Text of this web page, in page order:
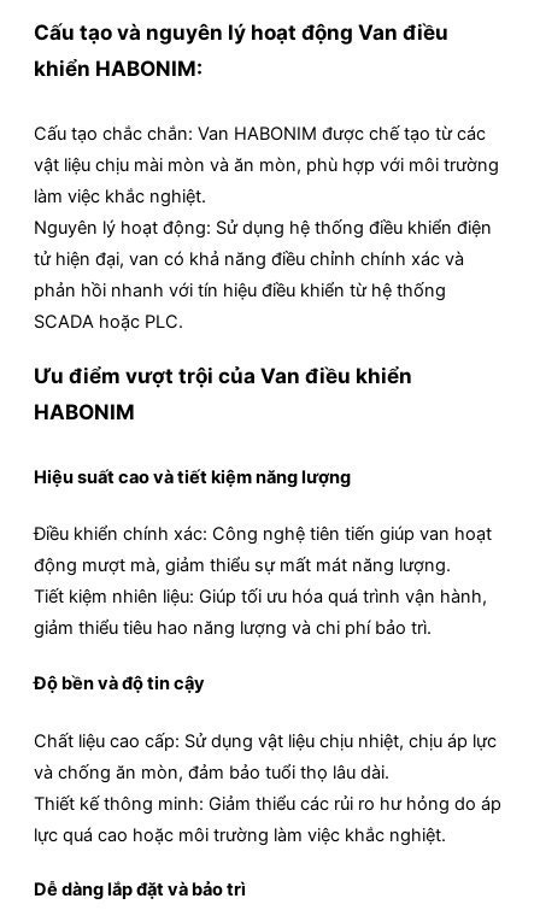
Cấu tạo và nguyên lý hoạt động Van điều
khiển HABONIM:
Cấu tạo chắc chắn: Van HABONIM được chế tạo từ các
vật liệu chịu mài mòn và ăn mòn, phù hợp với môi trường
làm việc khắc nghiệt.
Nguyên lý hoạt động: Sử dụng hệ thống điều khiển điện
tử hiện đại, van có khả năng điều chỉnh chính xác và
phản hồi nhanh với tín hiệu điều khiển từ hệ thống
SCADA hoặc PLC.
Ưu điểm vượt trội của Van điều khiển
HABONIM
Hiệu suất cao và tiết kiệm năng lượng
Điều khiển chính xác: Công nghệ tiên tiến giúp van hoạt
động mượt mà, giảm thiểu sự mất mát năng lượng.
Tiết kiệm nhiên liệu: Giúp tối ưu hóa quá trình vận hành,
giảm thiểu tiêu hao năng lượng và chi phí bảo trì.
Độ bền và độ tin cậy
Chất liệu cao cấp: Sử dụng vật liệu chịu nhiệt, chịu áp lực
và chống ăn mòn, đảm bảo tuổi thọ lâu dài.
Thiết kế thông minh: Giảm thiểu các rủi ro hư hỏng do áp
lực quá cao hoặc môi trường làm việc khắc nghiệt.
Dễ dàng lắp đặt và bảo trì